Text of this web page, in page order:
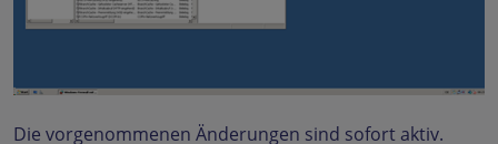
Die vorgenommenen Änderungen sind sofort aktiv.